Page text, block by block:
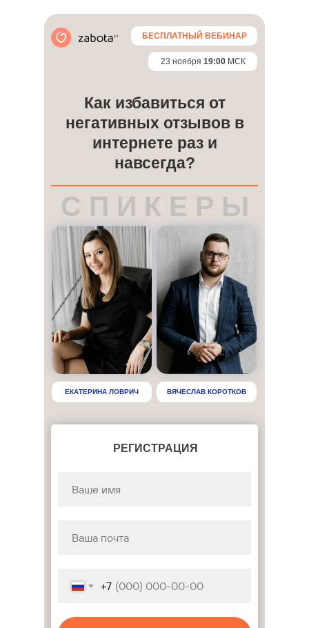
БЕСПЛАТНЫЙ ВЕБИНАР
23 ноября 19:00МСК
С П И К Е Р Ы
+7
РЕГИСТРАЦИЯ
Как избавиться от
негативных отзывов в
интернете раз и
навсегда?
ЕКАТЕРИНА ЛОВРИЧ ВЯЧЕСЛАВ КОРОТКОВ